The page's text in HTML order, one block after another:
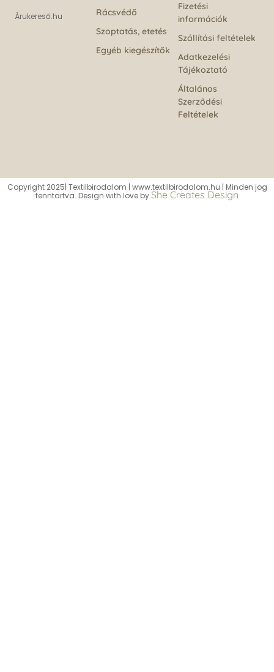
Árukereső.hu
Rácsvédő
Szoptatás, etetés
Egyéb kiegészítők
Fizetési
információk
Szállítási feltételek
Adatkezelési
Tájékoztató
Általános
Szerződési
Feltételek
Copyright 2025| Textilbirodalom | www.textilbirodalom.hu | Minden jog
fenntartva. Design with love byShe Creates Design